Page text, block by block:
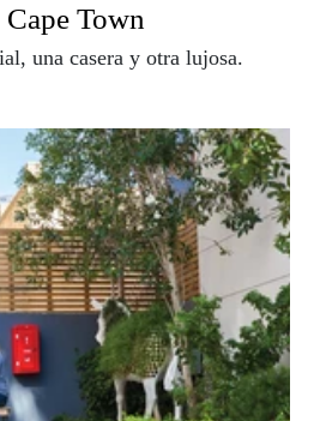
Town
una casera y otra lujosa.